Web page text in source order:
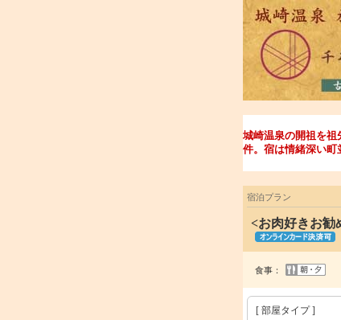
城崎温泉の開祖を祖
件。宿は情緒深い町
宿泊プラン
<お肉好きお勧
食事：
[ 部屋タイプ ]